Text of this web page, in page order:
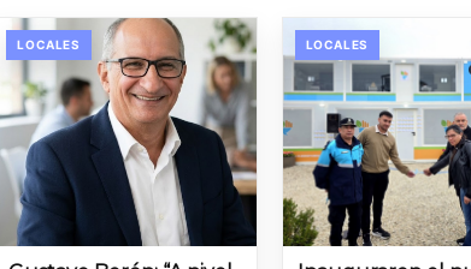
LOCALES LOCALES